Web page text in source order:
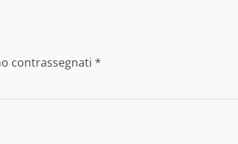
contrassegnati *